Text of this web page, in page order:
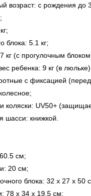
возраст: с рождения до
блока: 5.1 кг;
кг (с прогулочным
ребенка: 9 кг (в
с фиксацией
коляски: UV50+
шасси: книжкой.
см;
20 см;
блока: 32 х 27 х 50
78 х 34 х 19.5 см;